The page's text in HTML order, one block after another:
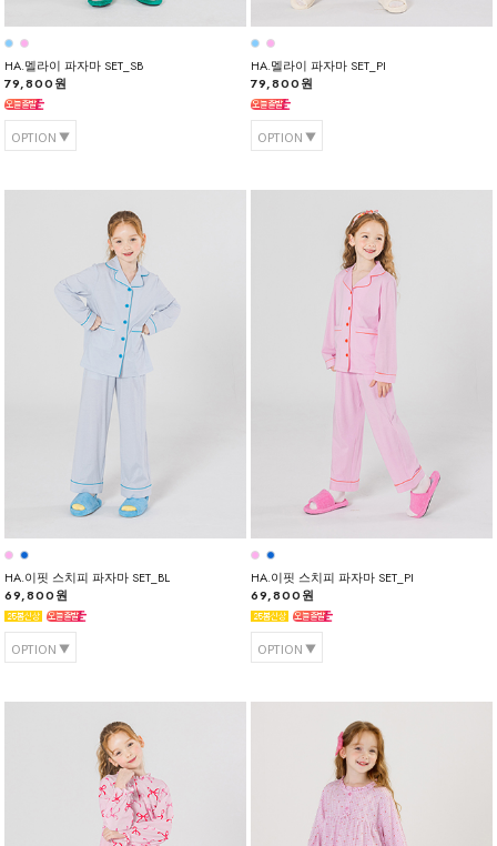
HA.멜라이 파자마 SET_SB
79,800원
OPTION
HA.멜라이 파자마 SET_PI
79,800원
OPTION
HA.이핏 스치피 파자마 SET_BL
69,800원
OPTION
HA.이핏 스치피 파자마 SET_PI
69,800원
OPTION